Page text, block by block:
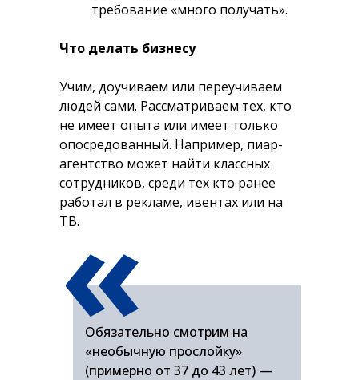
требование «много получать».
Что делать бизнесу
Учим, доучиваем или переучиваем
людей сами. Рассматриваем тех, кто
не имеет опыта или имеет только
опосредованный. Например, пиар-
агентство может найти классных
сотрудников, среди тех кто ранее
работал в рекламе, ивентах или на
ТВ.
Обязательно смотрим на
«необычную прослойку»
(примерно от 37 до 43 лет) —
«